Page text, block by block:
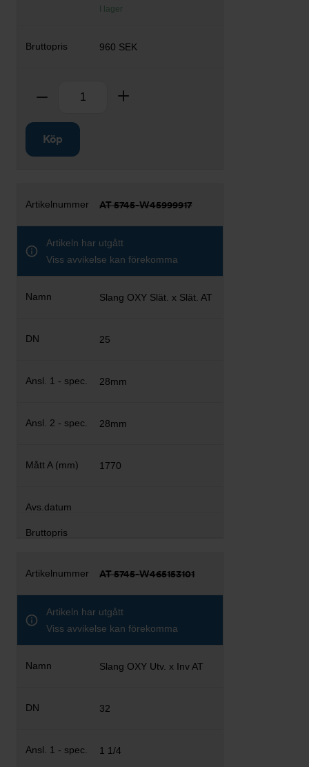
I lager
960 SEK
Ta bort
Köp
AT 5745-W45999917
Artikeln har utgått
Viss avvikelse kan förekomma
Slang OXY Slät. x Slät. AT
25
28mm
28mm
1770
AT 5745-W465153101
Artikeln har utgått
Viss avvikelse kan förekomma
Slang OXY Utv. x Inv AT
32
1 1/4